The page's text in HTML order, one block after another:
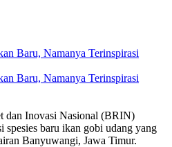
Baru, Namanya Terinspirasi
Baru, Namanya Terinspirasi
dan Inovasi Nasional (BRIN)
spesies baru ikan gobi udang yang
Banyuwangi, Jawa Timur.